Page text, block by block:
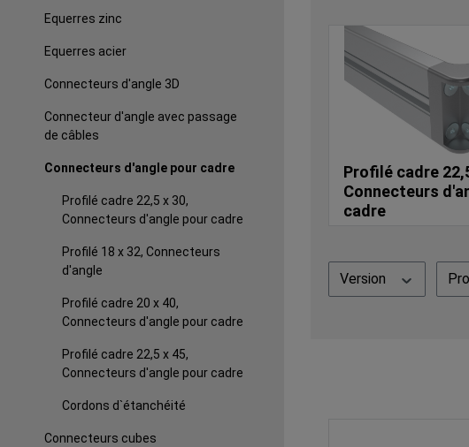
Equerres zinc
Equerres acier
Connecteurs d'angle 3D
Connecteur d'angle avec passage
de câbles
Connecteurs d'angle pour cadre
Profilé cadre 22,5 x 30,
Connecteurs d'angle pour cadre
Profilé 18 x 32, Connecteurs
d'angle
Profilé cadre 20 x 40,
Connecteurs d'angle pour cadre
Profilé cadre 22,5 x 45,
Connecteurs d'angle pour cadre
Cordons d`étanchéité
Connecteurs cubes
Profilé cadre
Connecteurs
cadre
Version